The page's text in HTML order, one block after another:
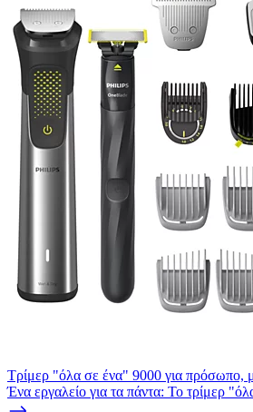
Τρίμερ "όλα σε ένα" 9000 για πρόσωπο,
Ένα εργαλείο για τα πάντα: Το τρίμερ